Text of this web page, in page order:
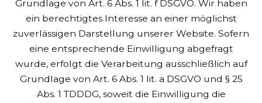
Grundlage von Art. 6 Abs. 1 lit. f DSGVO. Wir haben
ein berechtigtes Interesse an einer möglichst
zuverlässigen Darstellung unserer Website. Sofern
eine entsprechende Einwilligung abgefragt
wurde, erfolgt die Verarbeitung ausschließlich auf
Grundlage von Art. 6 Abs. 1 lit. a DSGVO und § 25
Abs. 1 TDDDG, soweit die Einwilligung die